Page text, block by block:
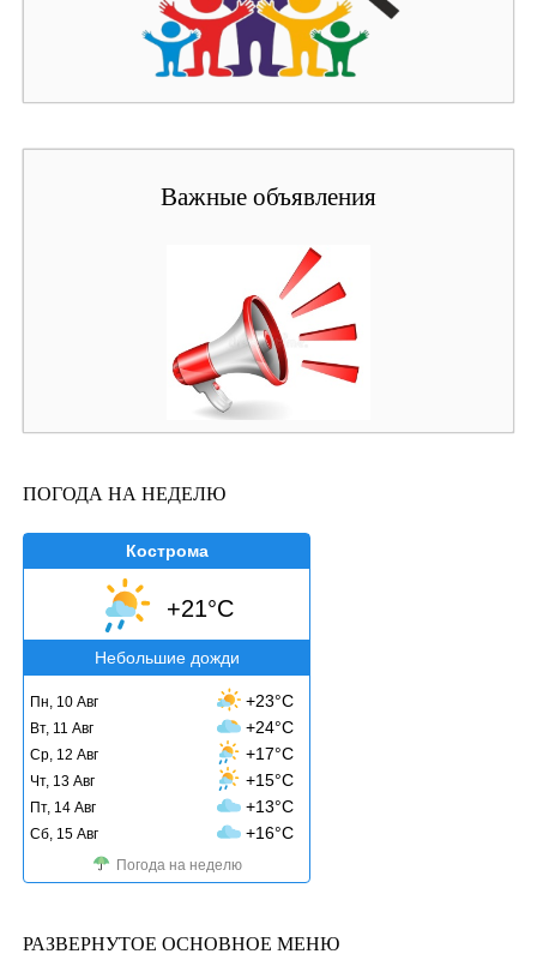
Важные объявления
ПОГОДА НА НЕДЕЛЮ
Кострома
+21°C
Небольшие дожди
Пн, 10 Авг +23°C
Вт, 11 Авг +24°C
Ср, 12 Авг +17°C
Чт, 13 Авг +15°C
Пт, 14 Авг +13°C
Сб, 15 Авг +16°C
Погода на неделю
РАЗВЕРНУТОЕ ОСНОВНОЕ МЕНЮ